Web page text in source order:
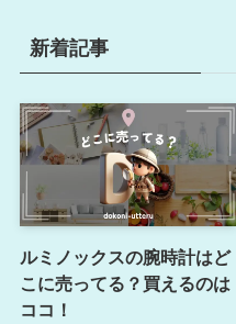
新着記事
ルミノックスの腕時計はど
こに売ってる？買えるのは
ココ！